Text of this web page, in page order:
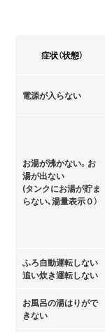
症状（状態）
電源が入らない
お湯が沸かない。お
湯が出ない
(タンクにお湯が貯ま
らない､湯量表示０）
ふろ自動運転しない
追い炊き運転しない
お風呂の湯はりがで
きない